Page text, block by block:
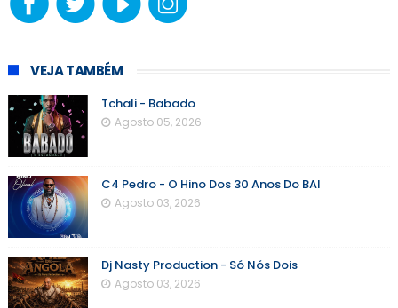
VEJA TAMBÉM
Tchali - Babado
Agosto 05, 2026
C4 Pedro - O Hino Dos 30 Anos Do BAI
Agosto 03, 2026
Dj Nasty Production - Só Nós Dois
Agosto 03, 2026